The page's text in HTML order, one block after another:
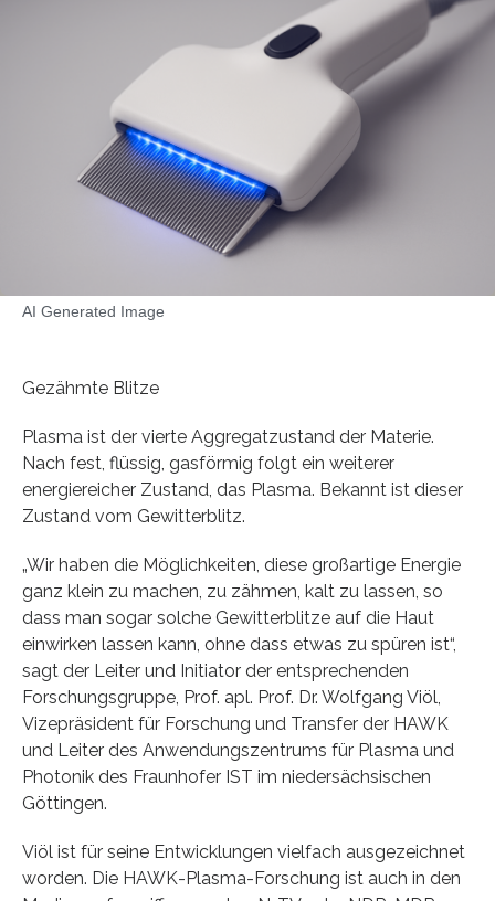
AI Generated Image
Gezähmte Blitze
Plasma ist der vierte Aggregatzustand der Materie.
Nach fest, flüssig, gasförmig folgt ein weiterer
energiereicher Zustand, das Plasma. Bekannt ist dieser
Zustand vom Gewitterblitz.
„Wir haben die Möglichkeiten, diese großartige Energie
ganz klein zu machen, zu zähmen, kalt zu lassen, so
dass man sogar solche Gewitterblitze auf die Haut
einwirken lassen kann, ohne dass etwas zu spüren ist“,
sagt der Leiter und Initiator der entsprechenden
Forschungsgruppe, Prof. apl. Prof. Dr. Wolfgang Viöl,
Vizepräsident für Forschung und Transfer der HAWK
und Leiter des Anwendungszentrums für Plasma und
Photonik des Fraunhofer IST im niedersächsischen
Göttingen.
Viöl ist für seine Entwicklungen vielfach ausgezeichnet
worden. Die HAWK-Plasma-Forschung ist auch in den